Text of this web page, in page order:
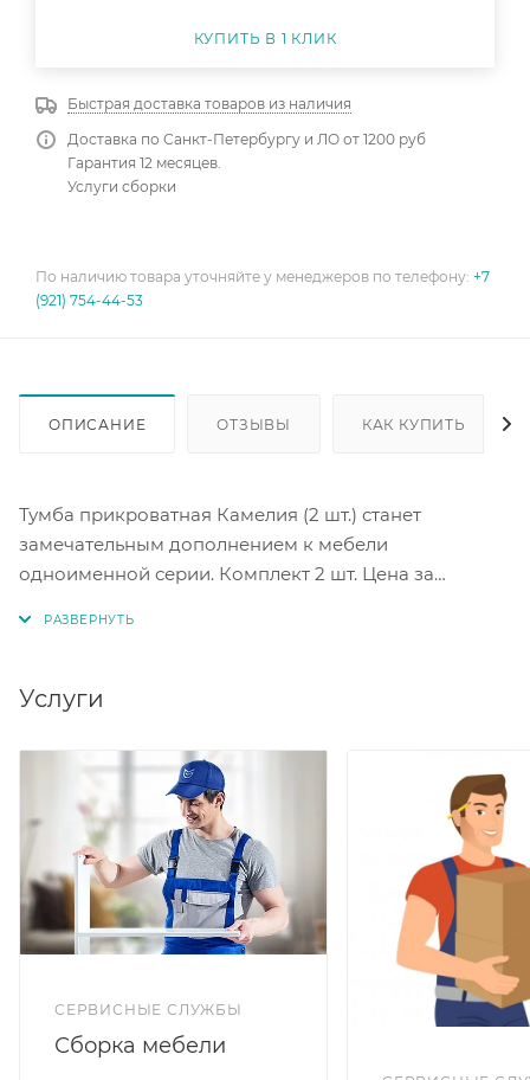
КУПИТЬ В 1 КЛИК
Быстрая доставка товаров из наличия
Доставка по Санкт-Петербургу и ЛО от 1200 руб
Гарантия 12 месяцев.
Услуги сборки
По наличию товара уточняйте у менеджеров по телефону: +7
(921) 754-44-53
ОПИСАНИЕ ОТЗЫВЫ КАК КУПИТЬ
Тумба прикроватная Камелия (2 шт.) станет
замечательным дополнением к мебели
одноименной серии. Комплект 2 шт. Цена за
Услуги
СЕРВИСНЫЕ СЛУЖБЫ
Сборка мебели